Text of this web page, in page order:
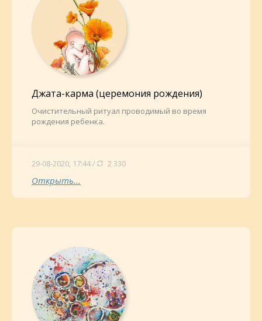
Джата-карма (церемония рождения)
Очистительный ритуал проводимый во время
рождения ребенка.
29-08-2020, 17:44 / 2 330
Открыть...